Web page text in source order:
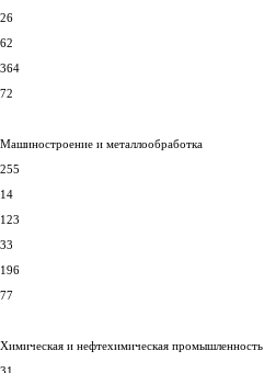
26
62
364
72
Машиностроение и металлообработка
255
14
123
33
196
77
Химическая и нефтехимическая промышленность